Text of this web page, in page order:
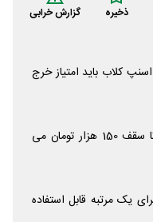
ذخیره گزارش خرابی
اسنپ کلاب باید امتیاز خرج
به ازای خرج 1200 امتیاز کوپن تا سقف 150 هزار تومان می
یک مرتبه قابل استفاده